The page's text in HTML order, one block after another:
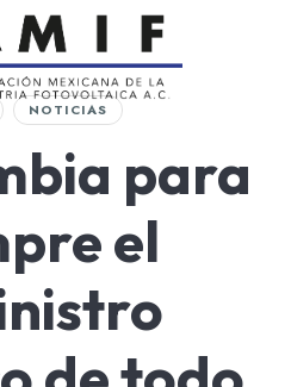
NOTICIAS
para
el